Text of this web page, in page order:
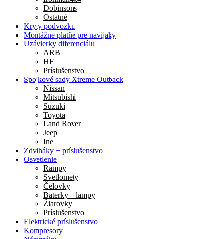
Dobinsons
Ostatné
Kryty podvozku
Montážne platňe pre navijaky
Uzávierky diferenciálu
ARB
HF
Príslušenstvo
Spojkové sady Xtreme Outback
Nissan
Mitsubishi
Suzuki
Toyota
Land Rover
Jeep
Ine
Zdviháky + príslušenstvo
Osvetlenie
Rampy
Svetlomety
Čelovky
Baterky – lampy
Žiarovky
Príslušenstvo
Elektrické príslušenstvo
Kompresory